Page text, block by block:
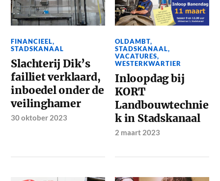
FINANCIEEL,
STADSKANAAL
Slachterij Dik’s
failliet verklaard,
inboedel onder de
veilinghamer
30 oktober 2023
OLDAMBT,
STADSKANAAL,
VACATURES,
WESTERKWARTIER
Inloopdag bij
KORT
Landbouwtechnie
k in Stadskanaal
2 maart 2023